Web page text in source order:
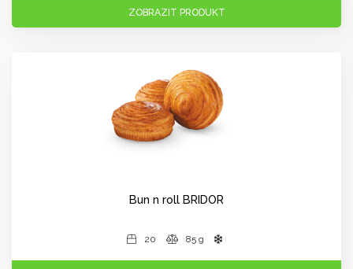
ZOBRAZIT PRODUKT
Bun n roll BRIDOR
20 85 g